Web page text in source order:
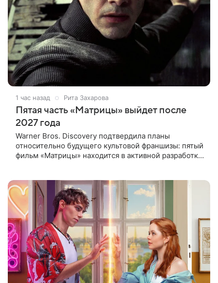
1 час назад Рита Захарова
Пятая часть «Матрицы» выйдет после
2027 года
Warner Bros. Discovery подтвердила планы
относительно будущего культовой франшизы: пятый
фильм «Матрицы» находится в активной разработке